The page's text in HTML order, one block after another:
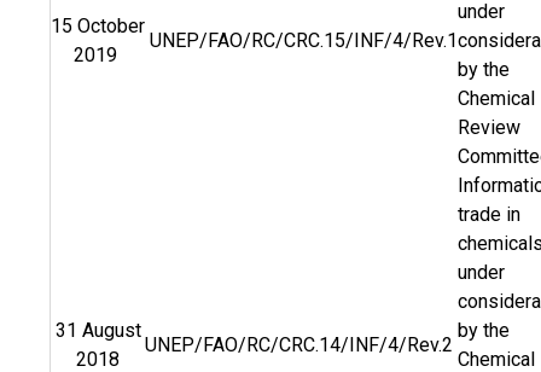
15 October
2019
UNEP/FAO/RC/CRC.15/INF/4/Rev.1
under
by the
Chemical
Review
31 August
2018
UNEP/FAO/RC/CRC.14/INF/4/Rev.2
trade in
under
by the
Chemical